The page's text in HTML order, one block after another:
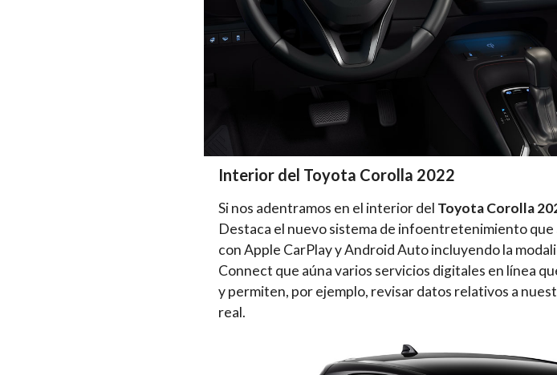
Interior del Toyota Corolla 2022
Si nos adentramos en el interior del Toyota Corolla
Destaca el nuevo sistema de infoentretenimiento
con Apple CarPlay y Android Auto incluyendo la
Connect que aúna varios servicios digitales en línea
y permiten, por ejemplo, revisar datos relativos a
real.